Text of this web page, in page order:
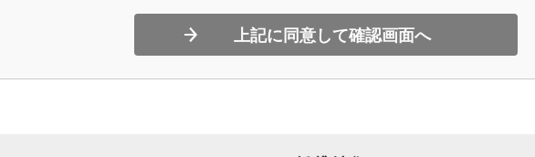
上記に同意して確認画面へ